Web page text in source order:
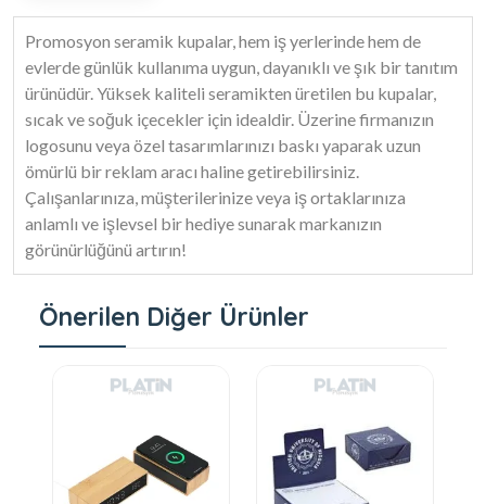
Promosyon seramik kupalar, hem iş yerlerinde hem de
evlerde günlük kullanıma uygun, dayanıklı ve şık bir tanıtım
ürünüdür. Yüksek kaliteli seramikten üretilen bu kupalar,
sıcak ve soğuk içecekler için idealdir. Üzerine firmanızın
logosunu veya özel tasarımlarınızı baskı yaparak uzun
ömürlü bir reklam aracı haline getirebilirsiniz.
Çalışanlarınıza, müşterilerinize veya iş ortaklarınıza
anlamlı ve işlevsel bir hediye sunarak markanızın
görünürlüğünü artırın!
Önerilen Diğer Ürünler